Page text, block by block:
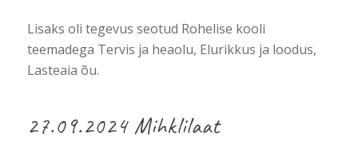
Lisaks oli tegevus seotud Rohelise kooli
teemadega Tervis ja heaolu, Elurikkus ja loodus,
Lasteaia õu.
27.09.2024 Mihklilaat